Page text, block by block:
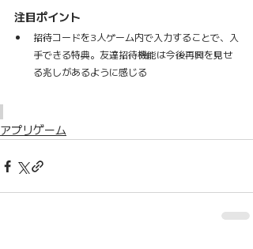
注目ポイント
招待コードを3人ゲーム内で入力することで、入
手できる特典。友達招待機能は今後再興を見せ
る兆しがあるように感じる
アプリゲーム